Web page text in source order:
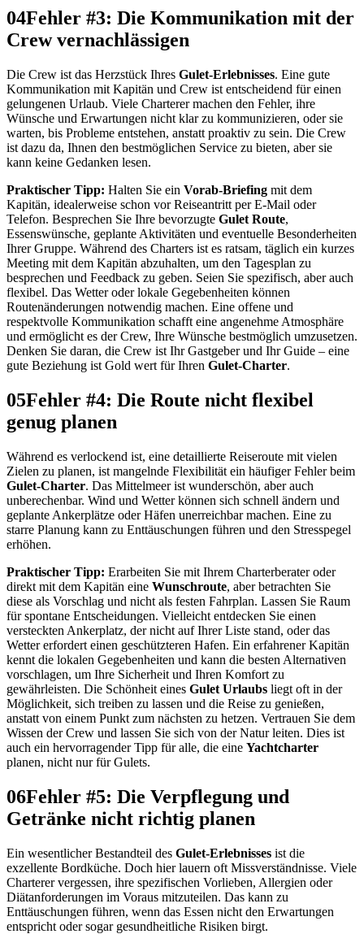
04Fehler #3: Die Kommunikation mit der
Crew vernachlässigen
Die Crew ist das Herzstück Ihres Gulet-Erlebnisses. Eine gute
Kommunikation mit Kapitän und Crew ist entscheidend für einen
gelungenen Urlaub. Viele Charterer machen den Fehler, ihre
Wünsche und Erwartungen nicht klar zu kommunizieren, oder sie
warten, bis Probleme entstehen, anstatt proaktiv zu sein. Die Crew
ist dazu da, Ihnen den bestmöglichen Service zu bieten, aber sie
kann keine Gedanken lesen.
Praktischer Tipp: Halten Sie ein Vorab-Briefing mit dem
Kapitän, idealerweise schon vor Reiseantritt per E-Mail oder
Telefon. Besprechen Sie Ihre bevorzugte Gulet Route,
Essenswünsche, geplante Aktivitäten und eventuelle Besonderheiten
Ihrer Gruppe. Während des Charters ist es ratsam, täglich ein kurzes
Meeting mit dem Kapitän abzuhalten, um den Tagesplan zu
besprechen und Feedback zu geben. Seien Sie spezifisch, aber auch
flexibel. Das Wetter oder lokale Gegebenheiten können
Routenänderungen notwendig machen. Eine offene und
respektvolle Kommunikation schafft eine angenehme Atmosphäre
und ermöglicht es der Crew, Ihre Wünsche bestmöglich umzusetzen.
Denken Sie daran, die Crew ist Ihr Gastgeber und Ihr Guide – eine
gute Beziehung ist Gold wert für Ihren Gulet-Charter.
05Fehler #4: Die Route nicht flexibel
genug planen
Während es verlockend ist, eine detaillierte Reiseroute mit vielen
Zielen zu planen, ist mangelnde Flexibilität ein häufiger Fehler beim
Gulet-Charter. Das Mittelmeer ist wunderschön, aber auch
unberechenbar. Wind und Wetter können sich schnell ändern und
geplante Ankerplätze oder Häfen unerreichbar machen. Eine zu
starre Planung kann zu Enttäuschungen führen und den Stresspegel
erhöhen.
Praktischer Tipp: Erarbeiten Sie mit Ihrem Charterberater oder
direkt mit dem Kapitän eine Wunschroute, aber betrachten Sie
diese als Vorschlag und nicht als festen Fahrplan. Lassen Sie Raum
für spontane Entscheidungen. Vielleicht entdecken Sie einen
versteckten Ankerplatz, der nicht auf Ihrer Liste stand, oder das
Wetter erfordert einen geschützteren Hafen. Ein erfahrener Kapitän
kennt die lokalen Gegebenheiten und kann die besten Alternativen
vorschlagen, um Ihre Sicherheit und Ihren Komfort zu
gewährleisten. Die Schönheit eines Gulet Urlaubs liegt oft in der
Möglichkeit, sich treiben zu lassen und die Reise zu genießen,
anstatt von einem Punkt zum nächsten zu hetzen. Vertrauen Sie dem
Wissen der Crew und lassen Sie sich von der Natur leiten. Dies ist
auch ein hervorragender Tipp für alle, die eine Yachtcharter
planen, nicht nur für Gulets.
06Fehler #5: Die Verpflegung und
Getränke nicht richtig planen
Ein wesentlicher Bestandteil des Gulet-Erlebnisses ist die
exzellente Bordküche. Doch hier lauern oft Missverständnisse. Viele
Charterer vergessen, ihre spezifischen Vorlieben, Allergien oder
Diätanforderungen im Voraus mitzuteilen. Das kann zu
Enttäuschungen führen, wenn das Essen nicht den Erwartungen
entspricht oder sogar gesundheitliche Risiken birgt.